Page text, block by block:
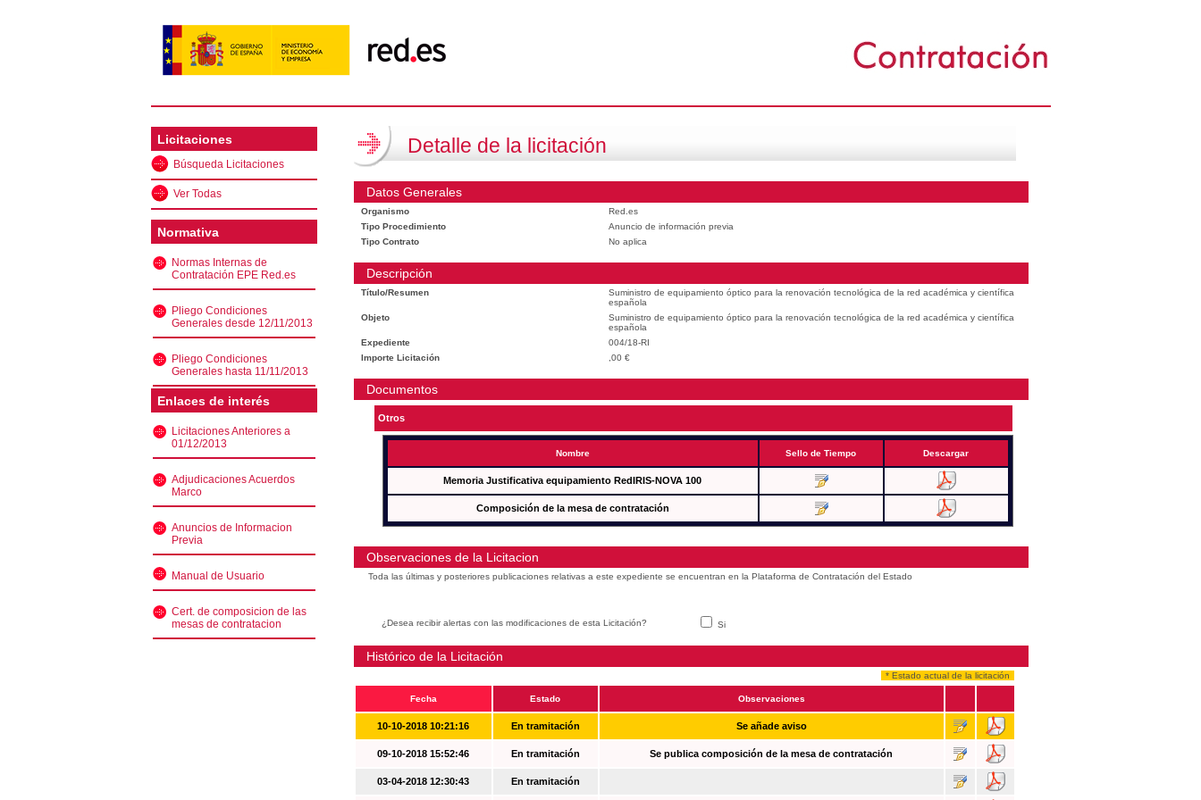
Licitaciones
Búsqueda Licitaciones
Ver Todas
Normativa
Normas Internas de
Contratación EPE Red.es
Pliego Condiciones
Generales desde 12/11/2013
Pliego Condiciones
Generales hasta 11/11/2013
Enlaces de interés
Licitaciones Anteriores a
01/12/2013
Adjudicaciones Acuerdos
Marco
Anuncios de Informacion
Previa
Manual de Usuario
Cert. de composicion de las
mesas de contratacion
Detalle de la licitación
Datos Generales
Organismo
Red.es
Tipo Procedimiento
Anuncio de información previa
Tipo Contrato
No aplica
Descripción
Título/Resumen
Suministro de equipamiento óptico para la renovación tecnológica de la red académica y científica
española
Objeto
Suministro de equipamiento óptico para la renovación tecnológica de la red académica y científica
española
Expediente
004/18-RI
Importe Licitación
,00 €
Documentos
Otros
Nombre Sello de Tiempo Descargar
Memoria Justificativa equipamiento RedIRIS-NOVA 100
Composición de la mesa de contratación
Observaciones de la Licitacion
Toda las últimas y posteriores publicaciones relativas a este expediente se encuentran en la Plataforma de Contratación del Estado
¿Desea recibir alertas con las modificaciones de esta Licitación? Si
Histórico de la Licitación
* Estado actual de la licitación
Fecha Estado Observaciones
10-10-2018 10:21:16 En tramitación Se añade aviso
09-10-2018 15:52:46 En tramitación Se publica composición de la mesa de contratación
03-04-2018 12:30:43 En tramitación